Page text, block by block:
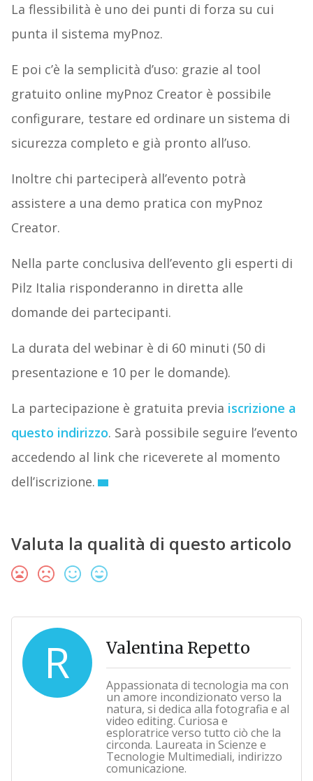
La flessibilità è uno dei punti di forza su cui
punta il sistema myPnoz.
E poi c’è la semplicità d’uso: grazie al tool
gratuito online myPnoz Creator è possibile
configurare, testare ed ordinare un sistema di
sicurezza completo e già pronto all’uso.
Inoltre chi parteciperà all’evento potrà
assistere a una demo pratica con myPnoz
Creator.
Nella parte conclusiva dell’evento gli esperti di
Pilz Italia risponderanno in diretta alle
domande dei partecipanti.
La durata del webinar è di 60 minuti (50 di
presentazione e 10 per le domande).
La partecipazione è gratuita previa iscrizione a
questo indirizzo. Sarà possibile seguire l’evento
accedendo al link che riceverete al momento
dell’iscrizione.
Valuta la qualità di questo articolo
R Valentina Repetto
Appassionata di tecnologia ma con
un amore incondizionato verso la
natura, si dedica alla fotografia e al
video editing. Curiosa e
esploratrice verso tutto ciò che la
circonda. Laureata in Scienze e
Tecnologie Multimediali, indirizzo
comunicazione.